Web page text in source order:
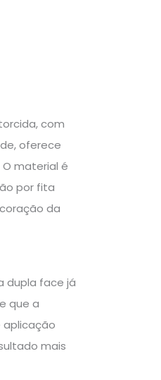
com
oferece
material é
por fita
da
dupla face já
que a
aplicação
mais